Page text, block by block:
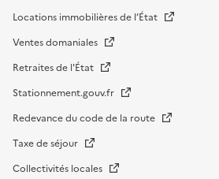
Locations immobilières de l’État
Ventes domaniales
Retraites de l'État
Stationnement.gouv.fr
Redevance du code de la route
Taxe de séjour
Collectivités locales